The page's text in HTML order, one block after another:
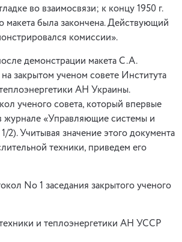
во взаимосвязи; к концу 1950 г.
макета была закончена. Действующий
комиссии».
демонстрации макета С.А.
закрытом ученом совете Института
АН Украины.
ученого совета, который впервые
журнале «Управляющие системы и
2). Учитывая значение этого документа
техники, приведем его
No 1 заседания закрытого ученого
и теплоэнергетики АН УССР